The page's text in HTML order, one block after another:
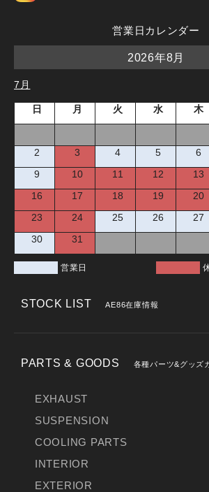
営業日カレンダー
2026年8月
7月
日 月 火 水 木
2 3 4 5 6
9 10 11 12 13
16 17 18 19 20
23 24 25 26 27
30 31
営業日
STOCK LIST AE86在庫情報
PARTS & GOODS 各種パーツ&グッズ
EXHAUST
SUSPENSION
COOLING PARTS
INTERIOR
EXTERIOR